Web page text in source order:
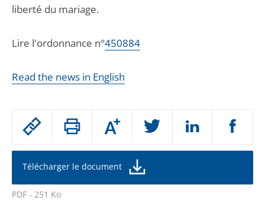
Passer
partage
de
l'article
pour
Augmenter
ou
la
de
police
Télécharger le document
PDF - 251 Ko
liberté du mariage.
Lire l'ordonnance n°450884
Read the news in English